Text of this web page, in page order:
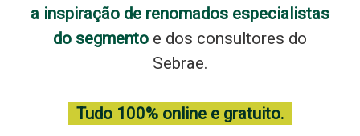
a inspiração de renomados especialistas
do segmento e dos consultores do
Sebrae.
Tudo 100% online e gratuito.